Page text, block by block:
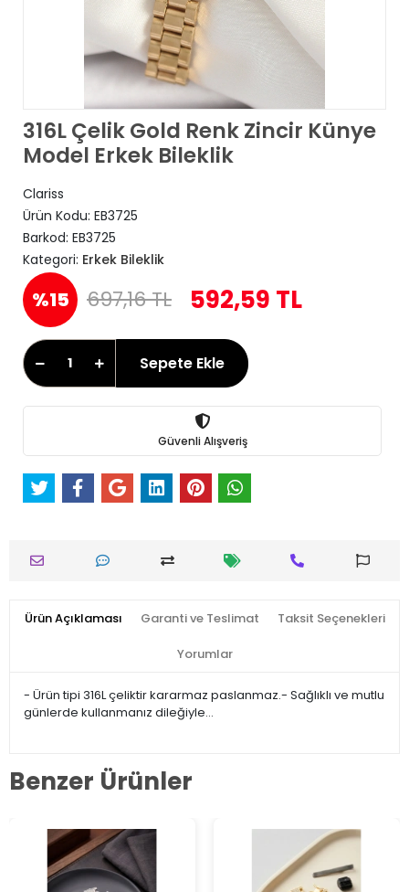
316L Çelik Gold Renk Zincir Künye
Model Erkek Bileklik
Clariss
Ürün Kodu: EB3725
Barkod: EB3725
Kategori: Erkek Bileklik
%15 697,16 TL 592,59 TL
Sepete Ekle
Güvenli Alışveriş
Ürün Açıklaması Garanti ve Teslimat Taksit Seçenekleri
Yorumlar
- Ürün tipi 316L çeliktir kararmaz paslanmaz.- Sağlıklı ve mutlu
günlerde kullanmanız dileğiyle…
Benzer Ürünler